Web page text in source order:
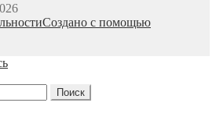
Создано с помощью
Поиск